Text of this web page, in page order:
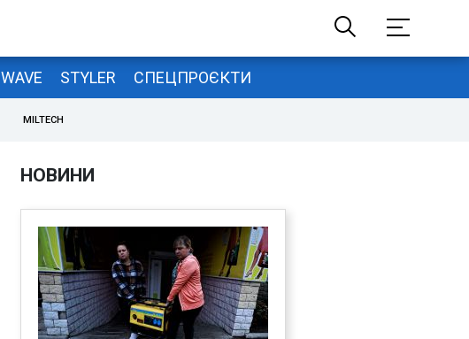
WAVE STYLER СПЕЦПРОЄКТИ
MILTECH
НОВИНИ